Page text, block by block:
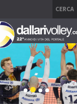
HOME
EDITORIALI